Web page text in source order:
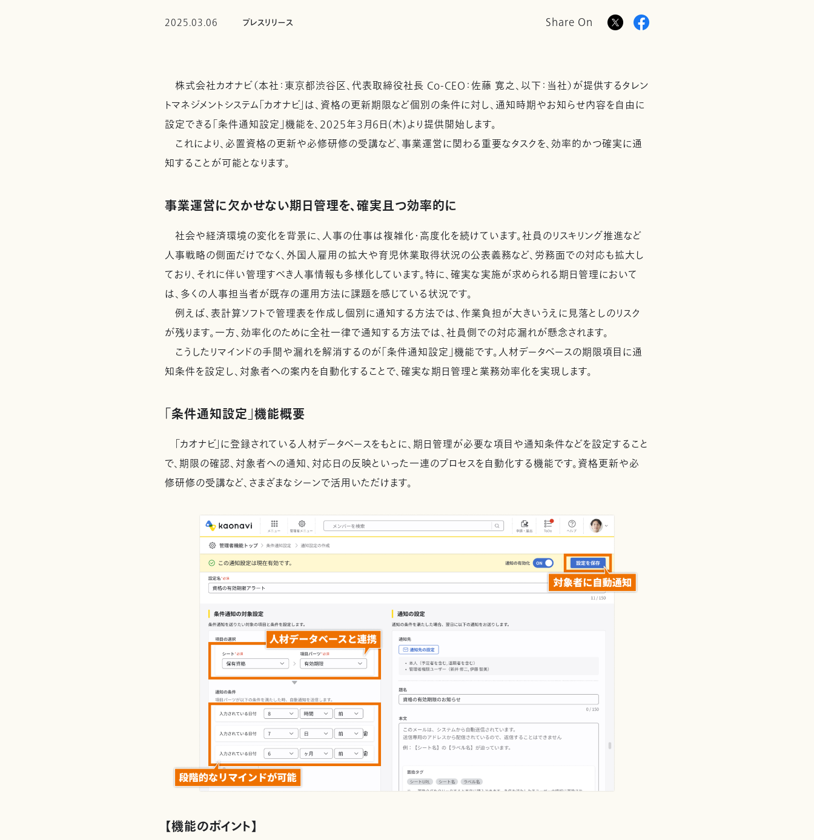
2025.03.06 プレスリリース Share On
株式会社カオナビ（本社：東京都渋谷区、代表取締役社長 Co-CEO：佐藤 寛之、以下：当社）が提供するタレン
トマネジメントシステム「カオナビ」は、資格の更新期限など個別の条件に対し、通知時期やお知らせ内容を自由に
設定できる「条件通知設定」機能を、2025年3月6日(木)より提供開始します。
これにより、必置資格の更新や必修研修の受講など、事業運営に関わる重要なタスクを、効率的かつ確実に通
知することが可能となります。
事業運営に欠かせない期日管理を、確実且つ効率的に
社会や経済環境の変化を背景に、人事の仕事は複雑化・高度化を続けています。社員のリスキリング推進など
人事戦略の側面だけでなく、外国人雇用の拡大や育児休業取得状況の公表義務など、労務面での対応も拡大し
ており、それに伴い管理すべき人事情報も多様化しています。特に、確実な実施が求められる期日管理において
は、多くの人事担当者が既存の運用方法に課題を感じている状況です。
例えば、表計算ソフトで管理表を作成し個別に通知する方法では、作業負担が大きいうえに見落としのリスク
が残ります。一方、効率化のために全社一律で通知する方法では、社員側での対応漏れが懸念されます。
こうしたリマインドの手間や漏れを解消するのが「条件通知設定」機能です。人材データベースの期限項目に通
知条件を設定し、対象者への案内を自動化することで、確実な期日管理と業務効率化を実現します。
「条件通知設定」機能概要
「カオナビ」に登録されている人材データベースをもとに、期日管理が必要な項目や通知条件などを設定すること
で、期限の確認、対象者への通知、対応日の反映といった一連のプロセスを自動化する機能です。資格更新や必
修研修の受講など、さまざまなシーンで活用いただけます。
【機能のポイント】